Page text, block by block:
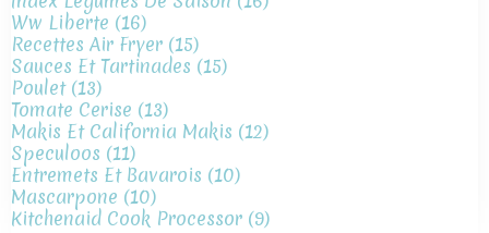
Ww Liberte (16)
Recettes Air Fryer (15)
Sauces Et Tartinades (15)
Poulet(13)
Tomate Cerise (13)
Makis Et California Makis (12)
Speculoos (11)
Entremets Et Bavarois (10)
Mascarpone (10)
Kitchenaid Cook Processor (9)